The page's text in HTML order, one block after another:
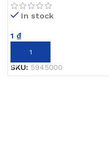
In stock
1 ₫
THÊM VÀO GIỎ HÀNG
SKU: 5945000